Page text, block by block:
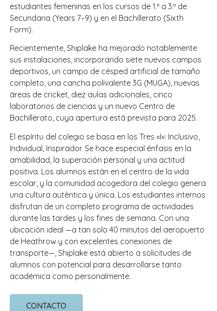
estudiantes femeninas en los cursos de 1.º a 3.º de
Secundaria (Years 7–9) y en el Bachillerato (Sixth
Form).
Recientemente, Shiplake ha mejorado notablemente
sus instalaciones, incorporando siete nuevos campos
deportivos, un campo de césped artificial de tamaño
completo, una cancha polivalente 3G (MUGA), nuevas
áreas de cricket, diez aulas adicionales, cinco
laboratorios de ciencias y un nuevo Centro de
Bachillerato, cuya apertura está prevista para 2025.
El espíritu del colegio se basa en los Tres «I»: Inclusivo,
Individual, Inspirador. Se hace especial énfasis en la
amabilidad, la superación personal y una actitud
positiva. Los alumnos están en el centro de la vida
escolar, y la comunidad acogedora del colegio genera
una cultura auténtica y única. Los estudiantes internos
disfrutan de un completo programa de actividades
durante las tardes y los fines de semana. Con una
ubicación ideal —a tan solo 40 minutos del aeropuerto
de Heathrow y con excelentes conexiones de
transporte—, Shiplake está abierto a solicitudes de
alumnos con potencial para desarrollarse tanto
académica como personalmente.
CONTACTO